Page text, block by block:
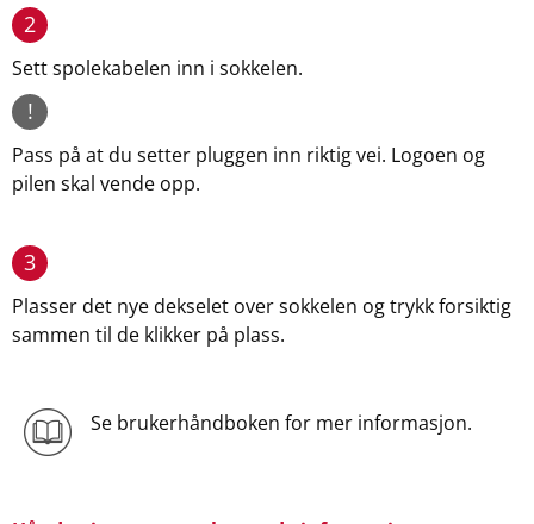
2
Sett spolekabelen inn i sokkelen.
!
Pass på at du setter pluggen inn riktig vei. Logoen og
pilen skal vende opp.
3
Plasser det nye dekselet over sokkelen og trykk forsiktig
sammen til de klikker på plass.
Se brukerhåndboken for mer informasjon.